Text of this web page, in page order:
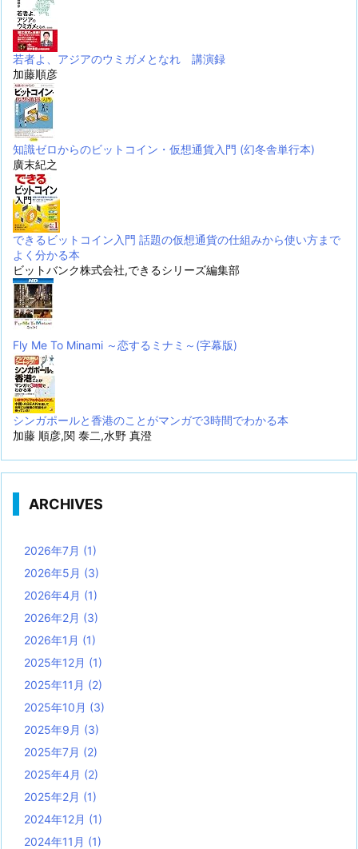
若者よ、アジアのウミガメとなれ 講演録
加藤順彦
知識ゼロからのビットコイン・仮想通貨入門 (幻冬舎単行本)
廣末紀之
できるビットコイン入門 話題の仮想通貨の仕組みから使い方まで
よく分かる本
ビットバンク株式会社,できるシリーズ編集部
Fly Me To Minami ～恋するミナミ～(字幕版)
シンガポールと香港のことがマンガで3時間でわかる本
加藤 順彦,関 泰二,水野 真澄
ARCHIVES
2026年7月 (1)
2026年5月 (3)
2026年4月 (1)
2026年2月 (3)
2026年1月 (1)
2025年12月 (1)
2025年11月 (2)
2025年10月 (3)
2025年9月 (3)
2025年7月 (2)
2025年4月 (2)
2025年2月 (1)
2024年12月 (1)
2024年11月 (1)